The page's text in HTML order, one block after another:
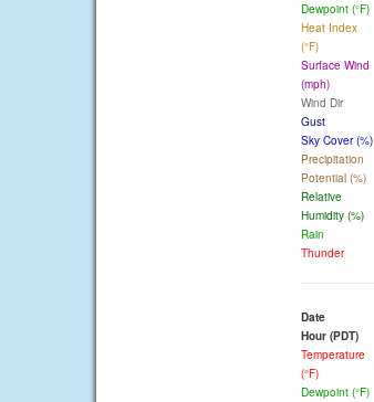
Dewpoint (°F)
Heat Index
(°F)
Surface Wind
(mph)
Wind Dir
Gust
Sky Cover (%)
Precipitation
Potential (%)
Relative
Humidity (%)
Rain
Thunder
Date
Hour (PDT)
Temperature
(°F)
Dewpoint (°F)